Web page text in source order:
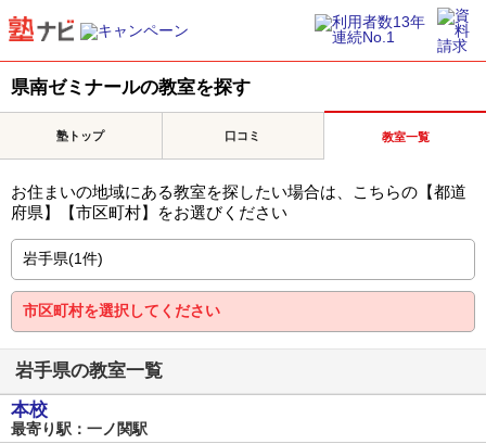
県南ゼミナールの教室を探す
塾トップ 口コミ 教室一覧
お住まいの地域にある教室を探したい場合は、こちらの【都道
府県】【市区町村】をお選びください
岩手県の教室一覧
本校
最寄り駅：一ノ関駅